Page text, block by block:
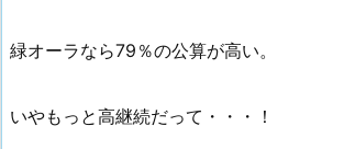
緑オーラなら79％の公算が高い。
いやもっと高継続だって・・・！